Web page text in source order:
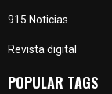
915 Noticias
Revista digital
POPULAR TAGS